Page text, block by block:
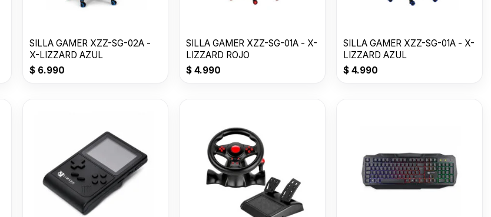
SILLA GAMER XZZ-SG-02A -
X-LIZZARD AZUL
$6.990
SILLA GAMER XZZ-SG-01A - X-
LIZZARD ROJO
$ 4.990
SILLA GAMER XZZ-SG-01A - X-
LIZZARD AZUL
$ 4.990